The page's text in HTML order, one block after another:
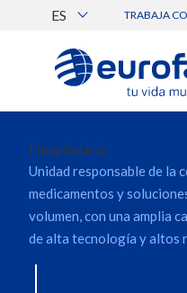
ES TRABAJA
Hospitalario
Unidad responsable de la
medicamentos y
volumen, con una amplia
de alta tecnología y altos